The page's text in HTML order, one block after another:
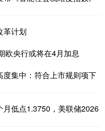
革计划
欧央行或将在4月加息
集中：符合上市规则项下
低点1.3750，美联储2026